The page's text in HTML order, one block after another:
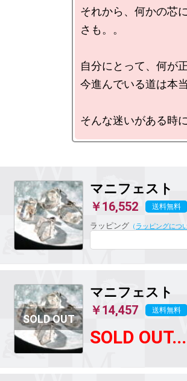
それから、何かの芯
さも。。
自分にとって、何が
今進んでいる道は本
マニフェスト
￥16,552 送料無料
ラッピング （ ラッピングにつ
マニフェスト
￥14,457 送料無料
SOLD OUT...